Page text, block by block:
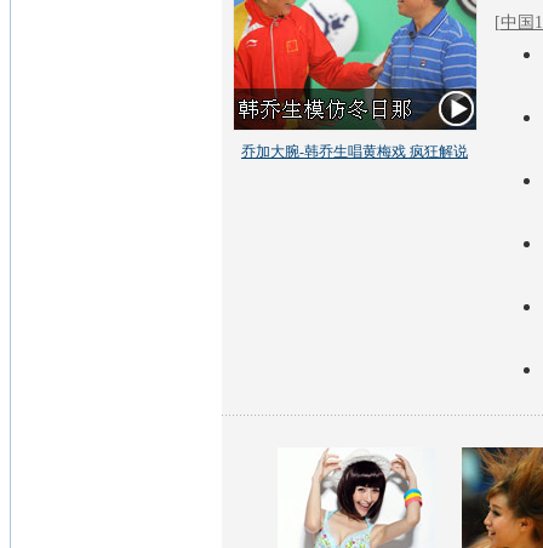
乔加大腕-韩乔生唱黄梅戏 疯狂解说
[中国